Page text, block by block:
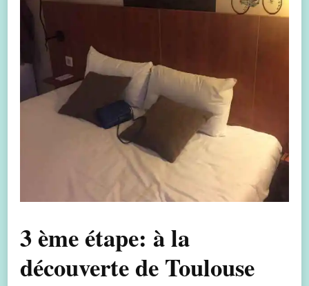
3 ème étape: à la
découverte de Toulouse